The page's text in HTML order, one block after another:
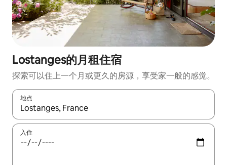
Lostanges的月租住宿
探索可以住上一个月或更久的房源，享受家一般的感觉。
地点
如有搜索结果，请使用上下方向键查看，或通过点击或滑动手势
入住